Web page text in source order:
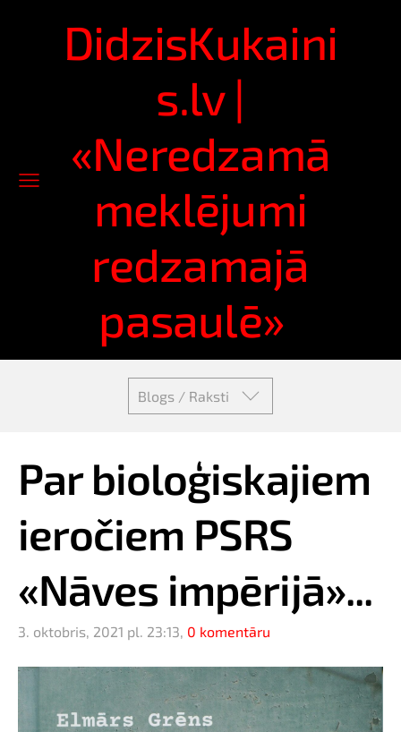
DidzisKukaini
s.lv |
«Neredzamā
meklējumi
redzamajā
pasaulē»
Blogs / Raksti
Par bioloģiskajiem
ieročiem PSRS
«Nāves impērijā»...
3. oktobris, 2021 pl. 23:13, 0 komentāru